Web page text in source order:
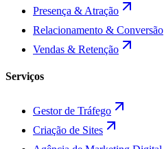
Presença & Atração
Relacionamento & Conversão
Vendas & Retenção
Serviços
Gestor de Tráfego
Criação de Sites